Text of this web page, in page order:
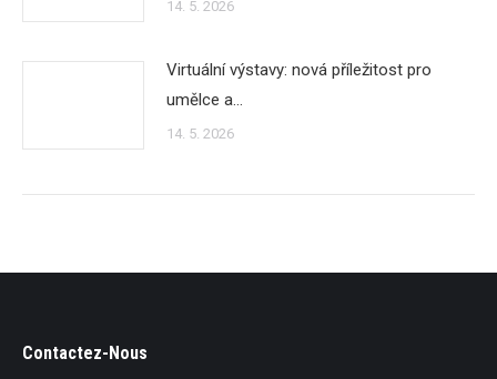
14. 5. 2026
Virtuální výstavy: nová příležitost pro
umělce a…
14. 5. 2026
Contactez-Nous